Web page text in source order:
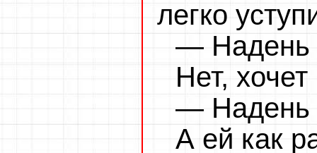
легко
— Надень
Нет,
— Надень
А ей как